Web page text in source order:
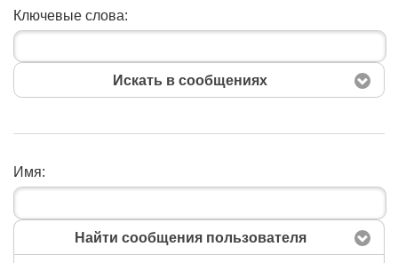
Ключевые слова:
Искать в сообщениях
Имя:
Найти сообщения пользователя